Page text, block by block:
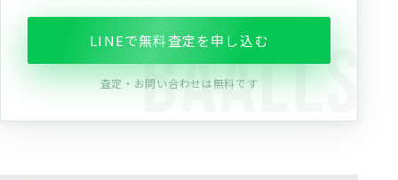
LINEで無料査定を申し込む
査定・お問い合わせは無料です